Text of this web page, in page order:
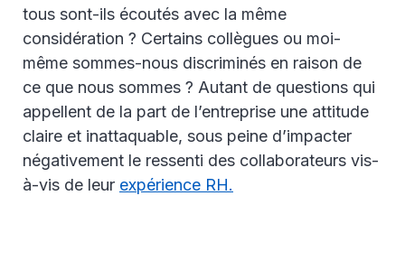
tous sont-ils écoutés avec la même
considération ? Certains collègues ou moi-
même sommes-nous discriminés en raison de
ce que nous sommes ? Autant de questions qui
appellent de la part de l’entreprise une attitude
claire et inattaquable, sous peine d’impacter
négativement le ressenti des collaborateurs vis-
à-vis de leur expérience RH.